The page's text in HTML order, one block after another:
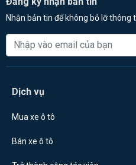
Nhận bản tin để không bỏ lỡ thông
Dịch vụ
Mua xe ô tô
Bán xe ô tô